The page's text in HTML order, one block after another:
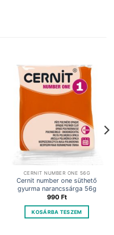
CERNIT NUMBER ONE 56G
Cernit number one süthető
gyurma narancssárga 56g
990 Ft
KOSÁRBA TESZEM